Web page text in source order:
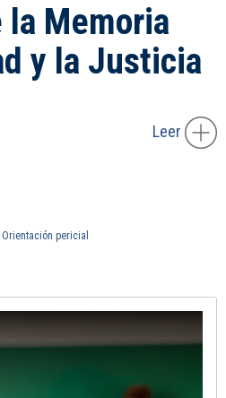
la Memoria
y la Justicia
Leer
Orientación pericial